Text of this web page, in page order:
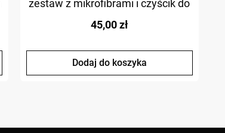
zestaw z mikrofibrami i czyścik do
45,00 zł
Dodaj do koszyka